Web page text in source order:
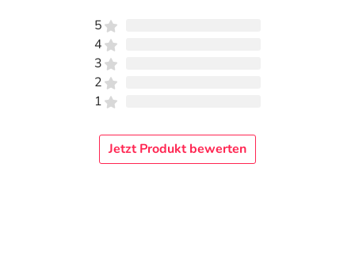
5
4
3
2
1
Jetzt Produkt bewerten